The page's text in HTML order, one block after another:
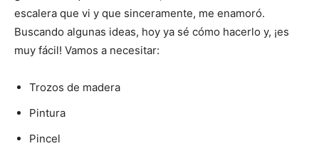
escalera que vi y que sinceramente, me enamoró.
Buscando algunas ideas, hoy ya sé cómo hacerlo y, ¡es
muy fácil! Vamos a necesitar:
Trozos de madera
Pintura
Pincel